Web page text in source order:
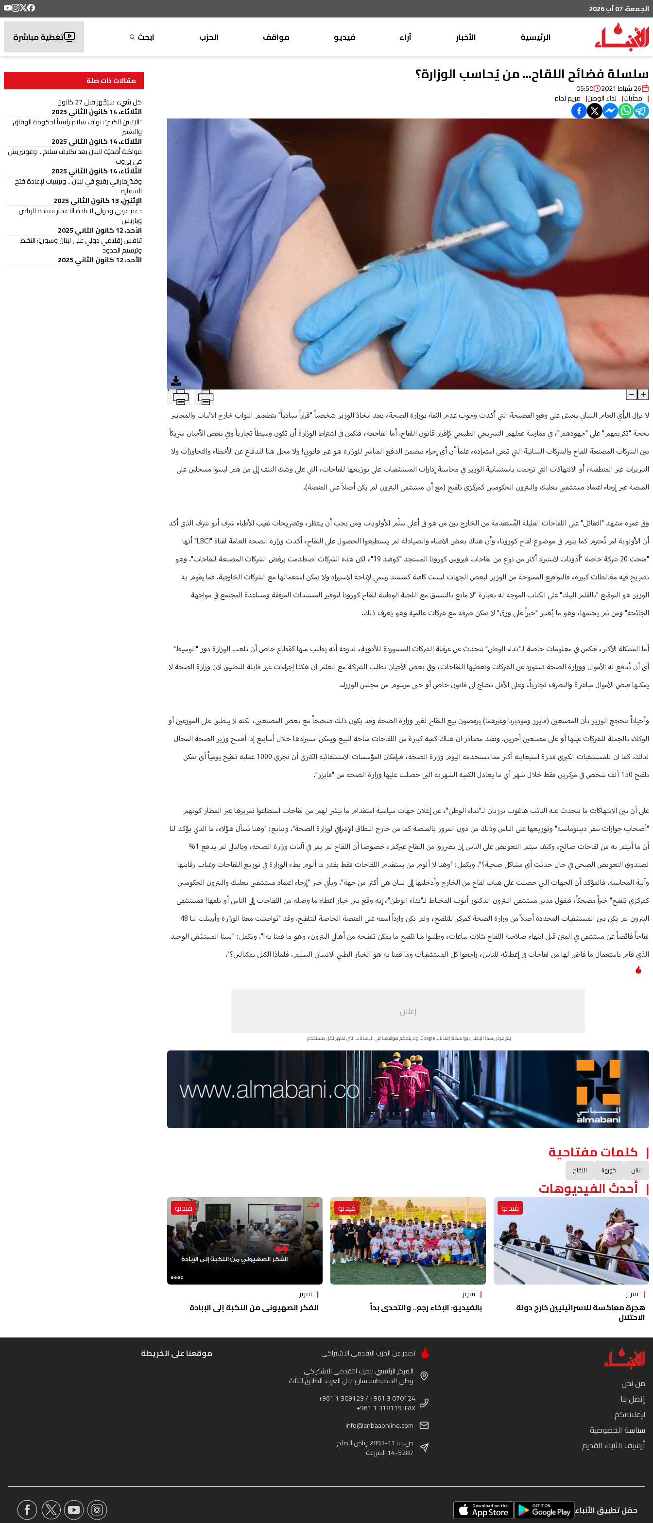
الجمعة، 07 آب 2026
الرئيسية
الأخبار
محليات
عربي دولي
خاص
رياضة
من لبنان
ثقافة ومجتمع
منوعات
آراء
موقف
الأنباء
منبر
فيديو مواقف الحزب ابحث تغطية مباشرة
سلسلة فضائح اللقاح... من يُحاسب الوزارة؟
26 شباط 2021 05:50
محلّيات نداء الوطن مريم لحام
سلسلة فضائح اللقاح... من يُحاسب الوزارة؟ T
Article Content
لا يزال الرأي العام اللبناني يعيش على وقع الفضيحة التي أكدت وجوب عدم الثقة بوزارة الصحة، بعد اتخاذ الوزير شخصياً "قراراً سيادياً" بتطعيم النواب خارج الآليات والمعايير
بحجة "تكريمهم" على "جهودهم"، في ممارسة عملهم التشريعي الطبيعي كإقرار قانون اللقاح. أما الفاجعة، فتكمن في اشتراط الوزارة أن تكون وسيطاً تجارياً وفي بعض الأحيان شريكاً
بين الشركات المصنعة للقاح والشركات اللبنانية التي تبغى استيراده، علماً أن أي إجراء يتضمن الدفع المباشر للوزارة هو غير قانوني! ولا محل هنا للدفاع عن الأخطاء والتجاوزات ولا
التبريرات غير المنطقية، أو الانتهاكات التي ترجمت باستنسابية الوزير في محاسبة إدارات المستشفيات على توزيعها للقاحات، التي على وشك التلف إلى من هم ليسوا مسجلين على
المنصة عبر إرجاء اعتماد مستشفيي بعلبك والبترون الحكوميين كمركزي تلقيح (مع أن مستشفى البترون لم يكن أصلاً على المنصة).
وفي غمرة مشهد "التقاتل" على اللقاحات القليلة المُستقدمة من الخارج بين من هو في أعلى سلّم الأولويات ومن يجب أن ينتظر، وتصريحات نقيب الأطباء شرف أبو شرف الذي أكد
أن الأولوية لم تُحترم كما يلزم في موضوع لقاح كورونا، وأن هناك بعض الاطباء والصيادلة لم يستطيعوا الحصول على اللقاح، أكدت وزارة الصحة العامة لقناة "LBCI" أنها
"منحت 20 شركة خاصة "أذونات لاستيراد أكثر من نوع من لقاحات فيروس كورونا المستجد "كوفيد 19"، لكن هذه الشركات اصطدمت برفض الشركات المصنعة للقاحات". وهو
تصريح فيه مغالطات كبيرة، فالتواقيع الممنوحة من الوزير لبعض الجهات ليست كافية كمستند رسمي لإتاحة الاستيراد ولا يمكن استعمالها مع الشركات الخارجية. فما يقوم به
الوزير هو التوقيع "بالقلم البيك" على الكتاب الموجه له بعبارة "لا مانع بالتنسيق مع اللجنة الوطنية للقاح كورونا لتوفير المستندات المرفقة ومساعدة المجتمع في مواجهة
الجائحة" ومن ثم يختمها، وهو ما يُعتبر "حبراً على ورق" لا يمكن صرفه مع شركات عالمية وهو يعرف ذلك.
أما المشكلة الأكبر، فتكمن في معلومات خاصة لـ"نداء الوطن" تتحدث عن عرقلة الشركات المستوردة للأدوية، لدرجة أنه يطلب منها كقطاع خاص أن تلعب الوزارة دور "الوسيط"
أي أن تُدفع له الأموال ووزارة الصحة تستورد عن الشركات وتعطيها اللقاحات، وفي بعض الأحيان تطلب الشراكة مع العلم ان هكذا إجراءات غير قابلة للتطبيق لان وزارة الصحة لا
يمكنها قبض الأموال مباشرة والتصرف تجارياً، وعلى الأقل تحتاج الى قانون خاص أو حتى مرسوم من مجلس الوزراء.
وأحياناً يتحجج الوزير بأن المصنعين (فايزر وموديرنا وغيرهما) يرفضون بيع اللقاح لغير وزارة الصحة وقد يكون ذلك صحيحاً مع بعض المصنعين، لكنه لا ينطبق على الموزعين أو
الوكلاء بالجملة للشركات عينها أو على مصنعين آخرين. وتفيد مصادر ان هناك كمية كبيرة من اللقاحات متاحة للبيع ويمكن استيرادها خلال أسابيع إذا أفسح وزير الصحة المجال
لذلك. كما ان للمستشفيات الكبرى قدرة استيعابية أكبر مما تستخدمه اليوم وزارة الصحة، فبإمكان المؤسسات الاستشفائية الكبرى أن تجري 1000 عملية تلقيح يومياً أي يمكن
تلقيح 150 ألف شخص في مركزين فقط خلال شهر أي ما يعادل الكمية الشهرية التي حصلت عليها وزارة الصحة من "فايزر".
على أن بين الانتهاكات ما يتحدث عنه النائب هاغوب ترزيان لـ"نداء الوطن"، عن إعلان جهات سياسية استقدام ما تيسّر لهم من لقاحات استطاعوا تمريرها عبر المطار كونهم
"أصحاب جوازات سفر ديبلوماسية" وتوزيعها على الناس وذلك من دون المرور بالمنصة كما من خارج النطاق الإشرافي لوزارة الصحة". ويتابع: "وهنا نسأل هؤلاء، ما الذي يؤكد لنا
أن ما أتيتم به من لقاحات صالح، وكيف سيتم التعويض على الناس إن تضرروا من اللقاح عبركم، خصوصا أن اللقاح لم يمر في آليات وزارة الصحة، وبالتالي لم يدفع 1%
لصندوق التعويض الصحي في حال حدثت أي مشاكل صحية؟". ويكمل: "وهنا لا ألوم من يستقدم اللقاحات فقط بقدر ما ألوم بطء الوزارة في توزيع اللقاحات وغياب رقابتها
وآلية المحاسبة. فالمؤكد أن الجهات التي حصلت على هبات لقاح من الخارج وأدخلتها إلى لبنان هي أكثر من جهة". ويأتي خبر "إرجاء اعتماد مستشفيي بعلبك والبترون الحكوميين
كمركزي تلقيح" خبراً مضحكاً، فيقول مدير مستشفى البترون الدكتور أيوب المخباط لـ"نداء الوطن"، إنه وقع بين خيار اعطاء ما وصله من اللقاحات إلى الناس أو تلفها! فمستشفى
البترون لم يكن بين المستشفيات المحددة أصلاً من وزارة الصحة كمركز للتلقيح، ولم يكن وارداً اسمه على المنصة الخاصة للتلقيح. وقد "تواصلت معنا الوزارة وأرسلت لنا 48
لقاحاً فائضاً عن مستشفى في المتن قبل انتهاء صلاحية اللقاح بثلاث ساعات، وطلبوا منا تلقيح ما يمكن تلقيحه من أهالي البترون، وهو ما قمنا به!". ويكمل: "لسنا المستشفى الوحيد
الذي قام باستعمال ما فاض لها من لقاحات في إعطائه للناس، راجعوا كل المستشفيات وما قمنا به هو الخيار الطبي الانساني السليم. فلماذا الكيل بمكيالين؟".
إعلان
يتم عرض هذا الإعلان بواسطة إعلانات Google، ولا يتحكم موقعنا في الإعلانات التي تظهر لكل مستخدم.
Advertisement Section
كلمات مفتاحية
لبنان كورونا اللقاح
أحدث الفيديوهات
فيديو
تقرير
هجرة معاكسة للاسرائيليين خارج دولة
الاحتلال
فيديو
تقرير
بالفيديو: الإخاء رجع.. والتحدي بدأ
فيديو
تقرير
الفكر الصهيوني من النكبة إلى الإبادة
مقالات ذات صلة
كل شيء سيَجْهز قبل 27 كانون
الثلاثاء، 14 كانون الثاني 2025
"الإثنين الكبير": نواف سلام رئيساً لحكومة الوفاق
والتغيير
الثلاثاء، 14 كانون الثاني 2025
مواكبة أمميّة للبنان بعد تكليف سلام... وغوتيريش
في بيروت
الثلاثاء، 14 كانون الثاني 2025
وفدٌ إماراتي رفيع في لبنان... وترتيبات لإعادة فتح
السفارة
الإثنين، 13 كانون الثاني 2025
دعم عربي ودولي لاعادة الاعمار بقيادة الرياض
وباريس
الأحد، 12 كانون الثاني 2025
تنافس إقليمي دولي على لبنان وسوريا: النفط
وترسيم الحدود
الأحد، 12 كانون الثاني 2025
من نحن
إتصل بنا
لإعلاناتكم
سياسة الخصوصية
أرشيف الأنباء القديم
تصدر عن الحزب التقدمي الاشتراكي
المركز الرئيسي للحزب التقدمي الاشتراكي
وطى المصيطبة، شارع جبل العرب، الطابق الثالث
+961 1 309123 / +961 3 070124
+961 1 318119 :FAX
info@anbaaonline.com
ص.ب: 11-2893 رياض الصلح
14-5287 المزرعة
موقعنا على الخريطة
حمّل تطبيق الأنباء